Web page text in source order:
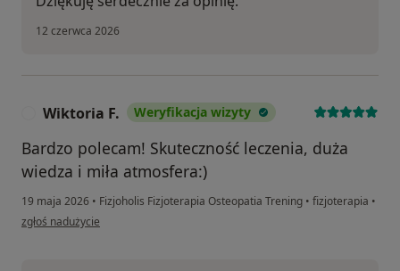
12 czerwca 2026
Wiktoria F. Weryfikacja wizyty
Bardzo polecam! Skuteczność leczenia, duża
wiedza i miła atmosfera:)
19 maja 2026 • Fizjoholis Fizjoterapia Osteopatia Trening • fizjoterapia •
w opinii użytkownika Wiktoria F.
zgłoś nadużycie